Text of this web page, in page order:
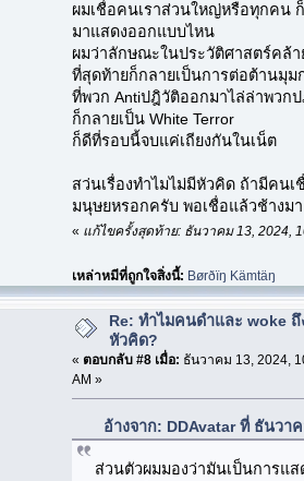
ผมเชื่อคนเราส่วนใหญ่หรือทุกคน
มาแสดงออกแบบไหน
ผมว่าลักษณะในประวัติศาสตร์คล้
ที่สุดท้ายก็กลายเป็นการต่อต้านมุม
ที่พวก Antiปฎิวัติออกมาไล่ล่าพว
ก็กลายเป็น White Terror
ก็ดีที่รอบนี้จบแค่เถียงกันในเน็ต
สว่นเรื่องทำไมไม่มีหัวคิด ถ้ามีคน
มนุษยหรอกครับ พอเชื่อแล้วช้างม
« แก้ไขครั้งสุดท้าย: ธันวาคม 13, 2024,
เหล่าหมีที่ถูกใจสิ่งนี้: Børðïŋ Kämtäŋ
Re: ทำไมคนดำและ woke ถึ
หัวคิด?
« ตอบกลับ #8 เมื่อ: ธันวาคม 13, 2024,
AM »
อ้างจาก: DDAvatar ที่ ธันวา
ส่วนตัวผมมองว่ามันเป็นการแ